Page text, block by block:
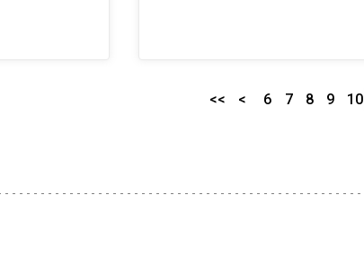
<< < 6 7 8 9 10